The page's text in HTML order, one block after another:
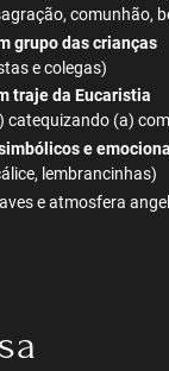
comunhão,
grupo das crianças
e colegas)
traje da Eucaristia
catequizando (a)
e
lembrancinhas)
e atmosfera